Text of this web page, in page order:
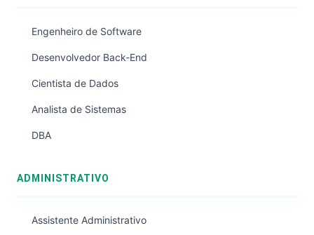
Engenheiro de Software
Desenvolvedor Back-End
Cientista de Dados
Analista de Sistemas
DBA
ADMINISTRATIVO
Assistente Administrativo